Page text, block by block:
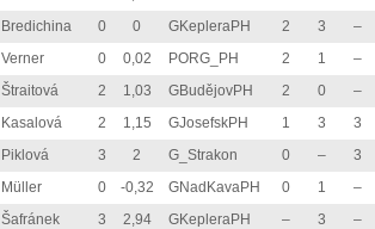
Bredichina 0 0 GKepleraPH 2 3 –
Verner 0 0,02 PORG_PH 2 1 –
Štraitová 2 1,03 GBudějovPH 2 0 –
Kasalová 2 1,15 GJosefskPH 1 3 3
Piklová 3 2 G_Strakon 0 – 3
Müller 0 -0,32 GNadKavaPH 0 1 –
Šafránek 3 2,94 GKepleraPH – 3 –